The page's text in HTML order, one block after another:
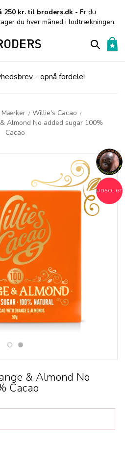
250 kr. til broders.dk - Er du
du hver måned i lodtrækningen.
- opnå fordele!
Mærker / Willie's Cacao /
Almond No added sugar 100%
Cacao
UDSOLGT
& Almond No
Cacao